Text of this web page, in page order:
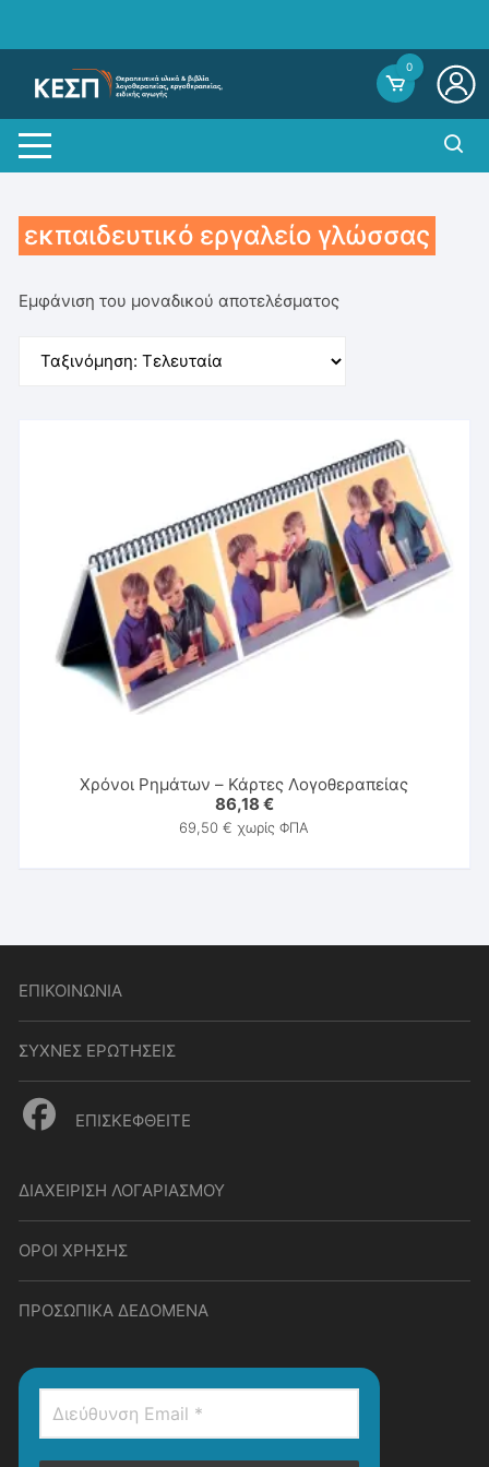
0
εκπαιδευτικό εργαλείο γλώσσας
Εμφάνιση του μοναδικού αποτελέσματος
Χρόνοι Ρημάτων – Κάρτες Λογοθεραπείας
86,18 €
69,50€ χωρίς ΦΠΑ
ΕΠΙΚΟΙΝΩΝΙΑ
ΣΥΧΝΕΣ ΕΡΩΤΗΣΕΙΣ
ΕΠΙΣΚΕΦΘΕΙΤΕ
ΔΙΑΧΕΙΡΙΣΗ ΛΟΓΑΡΙΑΣΜΟΥ
ΟΡΟΙ ΧΡΗΣΗΣ
ΠΡΟΣΩΠΙΚΑ ΔΕΔΟΜΕΝΑ